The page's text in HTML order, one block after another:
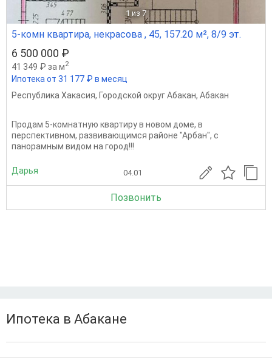
1 из 7
5-комн квартира, некрасова , 45, 157.20 м², 8/9 эт.
6 500 000 ₽
41 349 ₽ за м2
Ипотека от 31 177 ₽ в месяц
Республика Хакасия, Городской округ Абакан, Абакан
Продам 5-комнатную квартиру в новом доме, в
перспективном, развивающимся районе "Арбан", с
панорамным видом на город!!!
Дарья 04.01
Позвонить
Ипотека в Абакане